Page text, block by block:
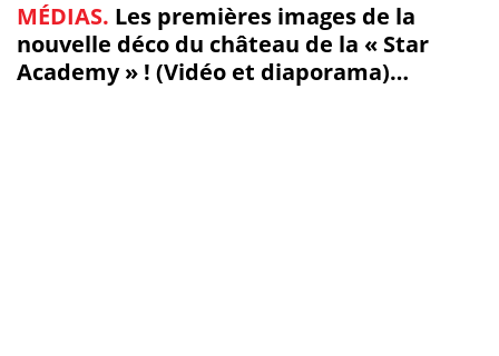
MÉDIAS. Les premières images de la
nouvelle déco du château de la « Star
Academy » ! (Vidéo et diaporama)